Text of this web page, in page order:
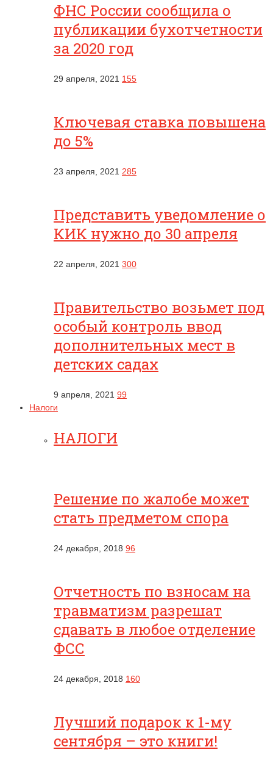
ФНС России сообщила о
публикации бухотчетности
за 2020 год
29 апреля, 2021 155
Ключевая ставка повышена
до 5%
23 апреля, 2021 285
Представить уведомление о
КИК нужно до 30 апреля
22 апреля, 2021 300
Правительство возьмет под
особый контроль ввод
дополнительных мест в
детских садах
9 апреля, 2021 99
Налоги
НАЛОГИ
Решение по жалобе может
стать предметом спора
24 декабря, 2018 96
Отчетность по взносам на
травматизм разрешат
сдавать в любое отделение
ФСС
24 декабря, 2018 160
Лучший подарок к 1-му
сентября – это книги!